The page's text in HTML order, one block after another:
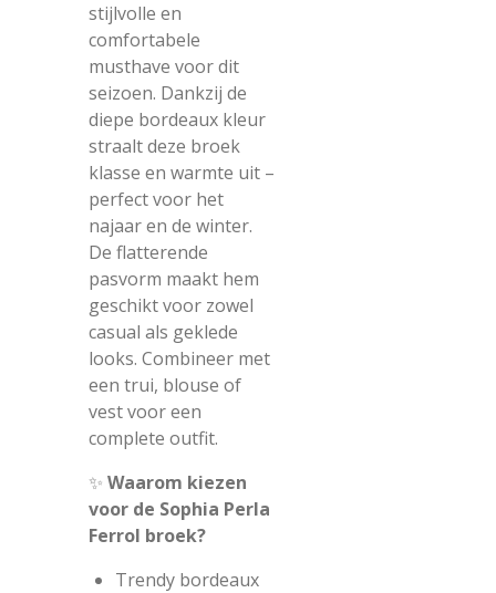
stijlvolle en
comfortabele
musthave voor dit
seizoen. Dankzij de
diepe bordeaux kleur
straalt deze broek
klasse en warmte uit –
perfect voor het
najaar en de winter.
De flatterende
pasvorm maakt hem
geschikt voor zowel
casual als geklede
looks. Combineer met
een trui, blouse of
vest voor een
complete outfit.
✨ Waarom kiezen
voor de Sophia Perla
Ferrol broek?
Trendy bordeaux